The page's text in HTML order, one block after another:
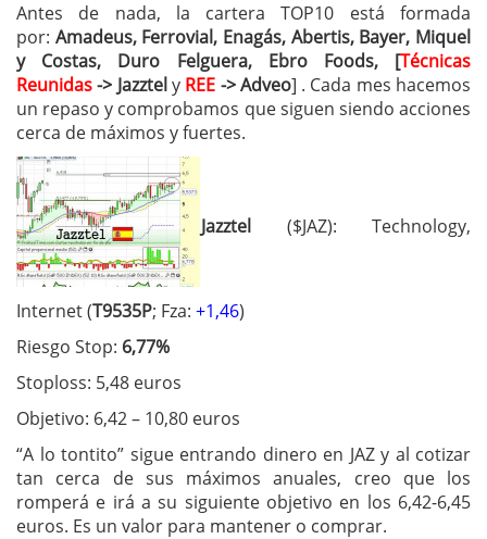
Antes de nada, la cartera TOP10 está formada
por: Amadeus, Ferrovial, Enagás, Abertis, Bayer, Miquel
y Costas, Duro Felguera, Ebro Foods, [Técnicas
Reunidas-> Jazztely REE -> Adveo] . Cada mes hacemos
un repaso y comprobamos que siguen siendo acciones
cerca de máximos y fuertes.
Jazztel ($JAZ): Technology,
Internet (T9535P; Fza: +1,46)
Riesgo Stop: 6,77%
Stoploss: 5,48 euros
Objetivo: 6,42 – 10,80 euros
“A lo tontito” sigue entrando dinero en JAZ y al cotizar
tan cerca de sus máximos anuales, creo que los
romperá e irá a su siguiente objetivo en los 6,42-6,45
euros. Es un valor para mantener o comprar.